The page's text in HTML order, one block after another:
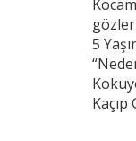
5
Kaçıp